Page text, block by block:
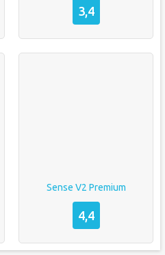
3,4
Sense V2 Premium
4,4